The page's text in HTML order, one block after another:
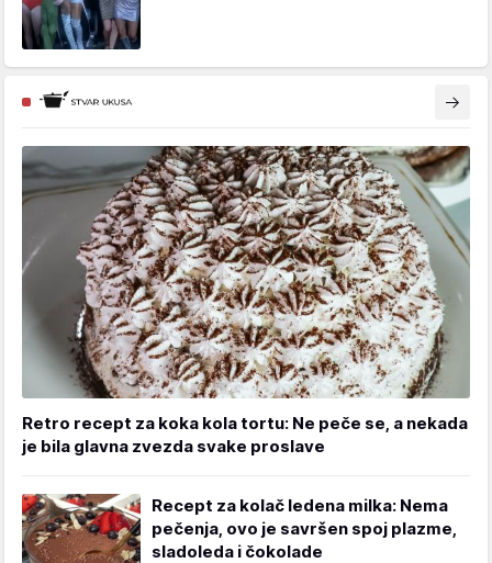
Retro recept za koka kola tortu: Ne peče se, a nekada
je bila glavna zvezda svake proslave
Recept za kolač ledena milka: Nema
pečenja, ovo je savršen spoj plazme,
sladoleda i čokolade